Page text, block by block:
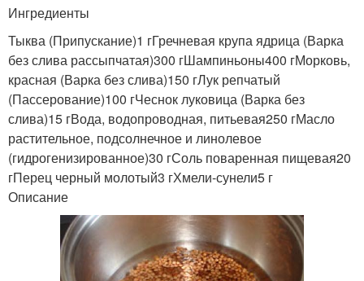
Ингредиенты
Тыква (Припускание)1 гГречневая крупа ядрица (Варка
без слива рассыпчатая)300 гШампиньоны400 гМорковь,
красная (Варка без слива)150 гЛук репчатый
(Пассерование)100 гЧеснок луковица (Варка без
слива)15 гВода, водопроводная, питьевая250 гМасло
растительное, подсолнечное и линолевое
(гидрогенизированное)30 гСоль поваренная пищевая20
гПерец черный молотый3 гХмели-сунели5 г
Описание